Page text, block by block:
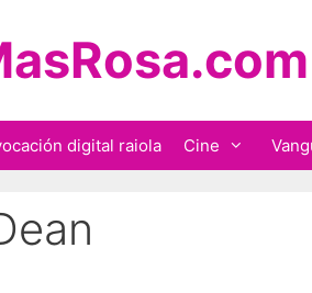
digital raiola Cine